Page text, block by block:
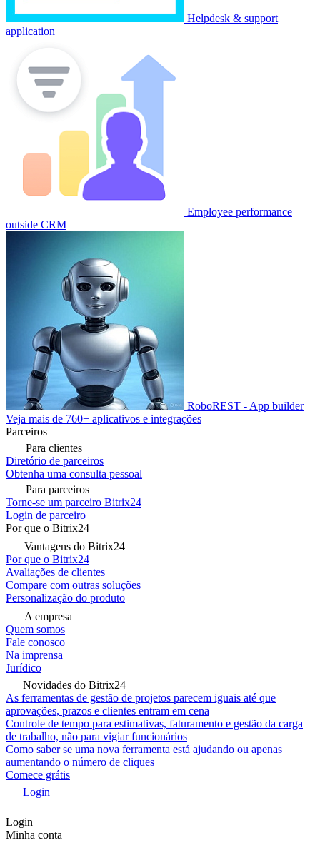
Helpdesk & support
application
Employee performance
outside CRM
RoboREST - App builder
Veja mais de 760+ aplicativos e integrações
Parceiros
Para clientes
Diretório de parceiros
Obtenha uma consulta pessoal
Para parceiros
Torne-se um parceiro Bitrix24
Login de parceiro
Por que o Bitrix24
Vantagens do Bitrix24
Por que o Bitrix24
Avaliações de clientes
Compare com outras soluções
Personalização do produto
A empresa
Quem somos
Fale conosco
Na imprensa
Jurídico
Novidades do Bitrix24
As ferramentas de gestão de projetos parecem iguais até que
aprovações, prazos e clientes entram em cena
Controle de tempo para estimativas, faturamento e gestão da carga
de trabalho, não para vigiar funcionários
Como saber se uma nova ferramenta está ajudando ou apenas
aumentando o número de cliques
Comece grátis
Login
Login
Minha conta